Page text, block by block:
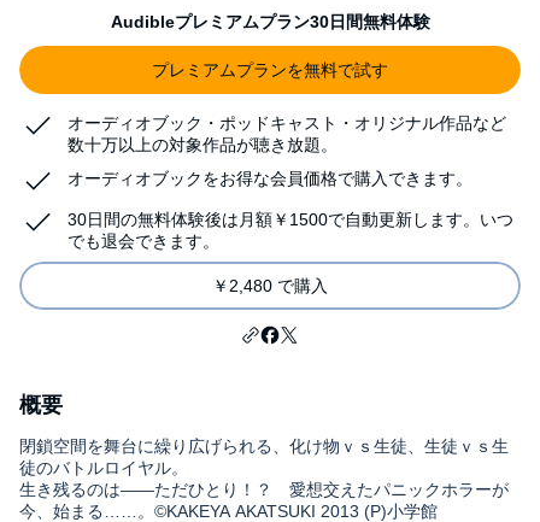
Audibleプレミアムプラン30日間無料体験
プレミアムプランを無料で試す
オーディオブック・ポッドキャスト・オリジナル作品など
数十万以上の対象作品が聴き放題。
オーディオブックをお得な会員価格で購入できます。
30日間の無料体験後は月額￥1500で自動更新します。いつ
でも退会できます。
￥2,480 で購入
概要
閉鎖空間を舞台に繰り広げられる、化け物ｖｓ生徒、生徒ｖｓ生
徒のバトルロイヤル。
生き残るのは――ただひとり！？ 愛想交えたパニックホラーが
今、始まる……。©KAKEYA AKATSUKI 2013 (P)小学館